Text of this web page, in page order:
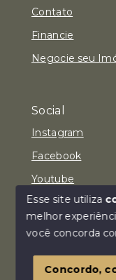
Olá!
Contato
Financie
Negocie seu
Social
Instagram
Facebook
Youtube
© Copyright 2026
SITE PARA IMOBILIARIA
Esse site utiliza
melhor
você concorda
Concordo,